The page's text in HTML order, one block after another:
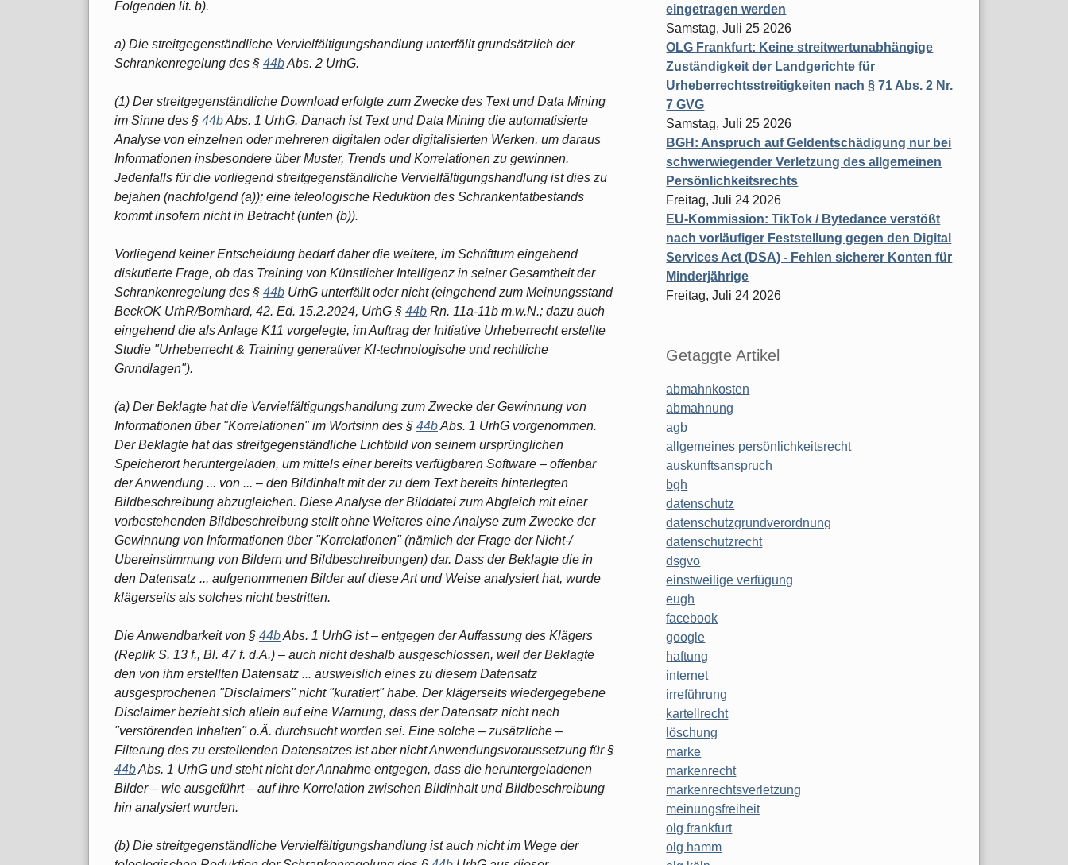
Folgenden lit. b).
a) Die streitgegenständliche Vervielfältigungshandlung unterfällt grundsätzlich der
Schrankenregelung des § 44bAbs. 2 UrhG.
(1) Der streitgegenständliche Download erfolgte zum Zwecke des Text und Data Mining
im Sinne des § 44bAbs. 1 UrhG. Danach ist Text und Data Mining die automatisierte
Analyse von einzelnen oder mehreren digitalen oder digitalisierten Werken, um daraus
Informationen insbesondere über Muster, Trends und Korrelationen zu gewinnen.
Jedenfalls für die vorliegend streitgegenständliche Vervielfältigungshandlung ist dies zu
bejahen (nachfolgend (a)); eine teleologische Reduktion des Schrankentatbestands
kommt insofern nicht in Betracht (unten (b)).
Vorliegend keiner Entscheidung bedarf daher die weitere, im Schrifttum eingehend
diskutierte Frage, ob das Training von Künstlicher Intelligenz in seiner Gesamtheit der
Schrankenregelung des § 44b UrhG unterfällt oder nicht (eingehend zum Meinungsstand
BeckOK UrhR/Bomhard, 42. Ed. 15.2.2024, UrhG § 44b Rn. 11a-11b m.w.N.; dazu auch
eingehend die als Anlage K11 vorgelegte, im Auftrag der Initiative Urheberrecht erstellte
Studie "Urheberrecht & Training generativer KI-technologische und rechtliche
Grundlagen").
(a) Der Beklagte hat die Vervielfältigungshandlung zum Zwecke der Gewinnung von
Informationen über "Korrelationen" im Wortsinn des § 44bAbs. 1 UrhG vorgenommen.
Der Beklagte hat das streitgegenständliche Lichtbild von seinem ursprünglichen
Speicherort heruntergeladen, um mittels einer bereits verfügbaren Software ‒ offenbar
der Anwendung ... von ... ‒ den Bildinhalt mit der zu dem Text bereits hinterlegten
Bildbeschreibung abzugleichen. Diese Analyse der Bilddatei zum Abgleich mit einer
vorbestehenden Bildbeschreibung stellt ohne Weiteres eine Analyse zum Zwecke der
Gewinnung von Informationen über "Korrelationen" (nämlich der Frage der Nicht-/
Übereinstimmung von Bildern und Bildbeschreibungen) dar. Dass der Beklagte die in
den Datensatz ... aufgenommenen Bilder auf diese Art und Weise analysiert hat, wurde
klägerseits als solches nicht bestritten.
Die Anwendbarkeit von § 44bAbs. 1 UrhG ist ‒ entgegen der Auffassung des Klägers
(Replik S. 13 f., Bl. 47 f. d.A.) ‒ auch nicht deshalb ausgeschlossen, weil der Beklagte
den von ihm erstellten Datensatz ... ausweislich eines zu diesem Datensatz
ausgesprochenen "Disclaimers" nicht "kuratiert" habe. Der klägerseits wiedergegebene
Disclaimer bezieht sich allein auf eine Warnung, dass der Datensatz nicht nach
"verstörenden Inhalten" o.Ä. durchsucht worden sei. Eine solche ‒ zusätzliche ‒
Filterung des zu erstellenden Datensatzes ist aber nicht Anwendungsvoraussetzung für §
44bAbs. 1 UrhG und steht nicht der Annahme entgegen, dass die heruntergeladenen
Bilder ‒ wie ausgeführt ‒ auf ihre Korrelation zwischen Bildinhalt und Bildbeschreibung
hin analysiert wurden.
(b) Die streitgegenständliche Vervielfältigungshandlung ist auch nicht im Wege der
eingetragen werden
Samstag, Juli 25 2026
OLG Frankfurt: Keine streitwertunabhängige
Zuständigkeit der Landgerichte für
Urheberrechtsstreitigkeiten nach § 71 Abs. 2 Nr.
7 GVG
Samstag, Juli 25 2026
BGH: Anspruch auf Geldentschädigung nur bei
schwerwiegender Verletzung des allgemeinen
Persönlichkeitsrechts
Freitag, Juli 24 2026
EU-Kommission: TikTok / Bytedance verstößt
nach vorläufiger Feststellung gegen den Digital
Services Act (DSA) - Fehlen sicherer Konten für
Minderjährige
Freitag, Juli 24 2026
Getaggte Artikel
abmahnkosten
abmahnung
agb
allgemeines persönlichkeitsrecht
auskunftsanspruch
bgh
datenschutz
datenschutzgrundverordnung
datenschutzrecht
dsgvo
einstweilige verfügung
eugh
facebook
google
haftung
internet
irreführung
kartellrecht
löschung
marke
markenrecht
markenrechtsverletzung
meinungsfreiheit
olg frankfurt
olg hamm